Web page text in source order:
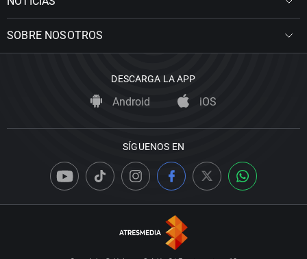
SOBRE NOSOTROS
DESCARGA LA APP
Android iOS
SÍGUENOS EN